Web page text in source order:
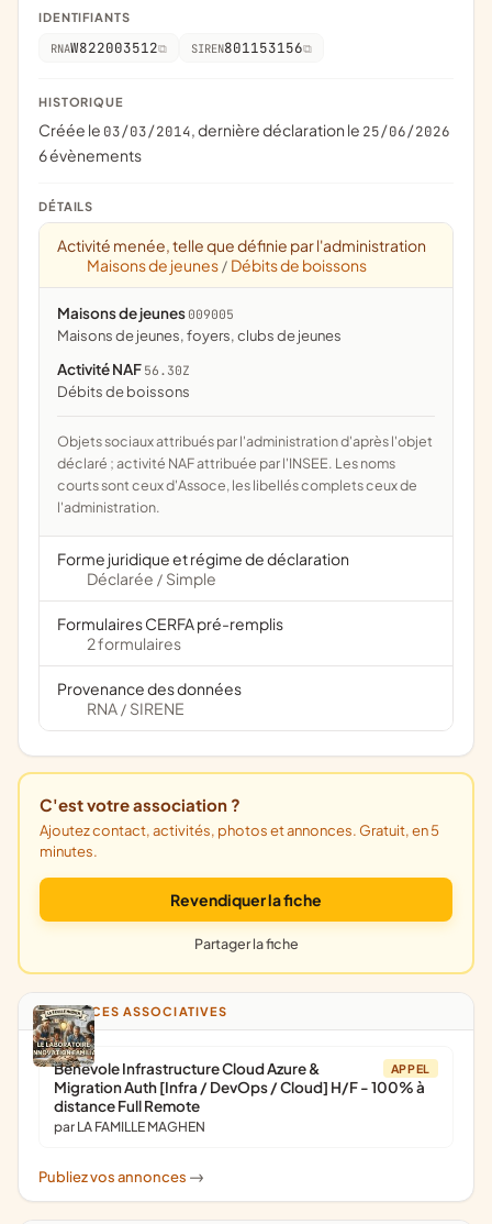
IDENTIFIANTS
RNAW822003512 SIREN801153156
HISTORIQUE
Créée le 03/03/2014, dernière déclaration le 25/06/2026
6 évènements
DÉTAILS
Activité menée, telle que définie par l'administration
Maisons de jeunes / Débits de boissons
Maisons de jeunes 009005
maisons de jeunes, foyers, clubs de jeunes
Activité NAF 56.30Z
Débits de boissons
Objets sociaux attribués par l'administration d'après l'objet
déclaré ; activité NAF attribuée par l'INSEE. Les noms
courts sont ceux d'Assoce, les libellés complets ceux de
l'administration.
Forme juridique et régime de déclaration
Déclarée / Simple
Formulaires CERFA pré-remplis
2 formulaires
Provenance des données
RNA / SIRENE
C'est votre association ?
Ajoutez contact, activités, photos et annonces. Gratuit, en 5
minutes.
Revendiquer la fiche
Partager la fiche
ANNONCES ASSOCIATIVES
APPEL
Bénévole Infrastructure Cloud Azure &
Migration Auth [Infra / DevOps / Cloud] H/F - 100% à
distance Full Remote
par LA FAMILLE MAGHEN
Publiez vos annonces ->